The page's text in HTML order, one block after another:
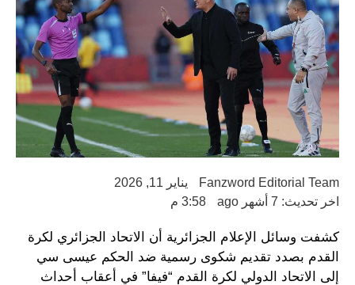
Fanzword Editorial Team
يناير 11, 2026
اخر تحديث: 7 أشهر ago
3:58 م
كشفت وسائل الإعلام الجزائرية أن الاتحاد الجزائري لكرة
القدم بصدد تقديم شكوى رسمية ضد الحكم عيسى سي
إلى الاتحاد الدولي لكرة القدم “فيفا” في أعقاب أحداث